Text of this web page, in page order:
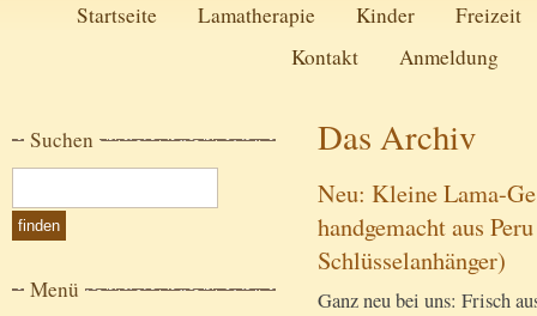
Startseite Lamatherapie Kinder
Freizeit
Kontakt
Anmeldung
Suchen
Menü
Das Archiv
Neu: Kleine Lama-
handgemacht aus
Schlüsselanhänger)
Ganz neu bei uns: Frisch